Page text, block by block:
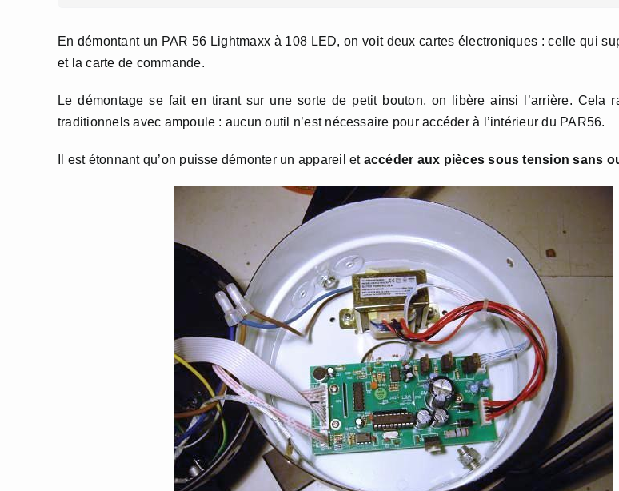
En démontant un PAR 56 Lightmaxx à 108 LED, on voit deux cartes électroniques : celle qui
et la carte de commande.
Le démontage se fait en tirant sur une sorte de petit bouton, on libère ainsi l’arrière. Cela
traditionnels avec ampoule : aucun outil n’est nécessaire pour accéder à l’intérieur du PAR56.
Il est étonnant qu’on puisse démonter un appareil et accéder aux pièces sous tension sans